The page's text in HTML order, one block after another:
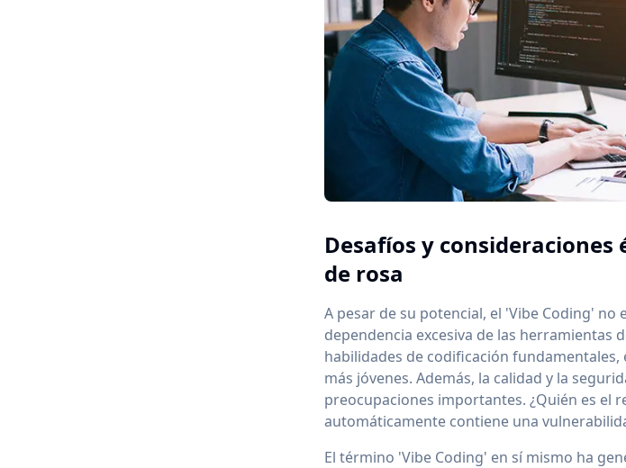
Desafíos y consideraciones
de rosa
A pesar de su potencial, el 'Vibe Coding' no
dependencia excesiva de las herramientas
habilidades de codificación
más jóvenes. Además, la calidad y la
preocupaciones importantes. ¿Quién es el
automáticamente contiene una
El término 'Vibe Coding' en sí mismo ha